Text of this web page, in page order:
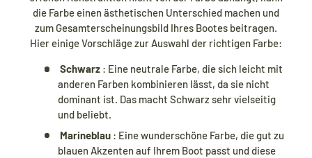
die Farbe einen ästhetischen Unterschied machen und
zum Gesamterscheinungsbild Ihres Bootes beitragen.
Hier einige Vorschläge zur Auswahl der richtigen Farbe:
Schwarz: Eine neutrale Farbe, die sich leicht mit
anderen Farben kombinieren lässt, da sie nicht
dominant ist. Das macht Schwarz sehr vielseitig
und beliebt.
Marineblau: Eine wunderschöne Farbe, die gut zu
blauen Akzenten auf Ihrem Boot passt und diese